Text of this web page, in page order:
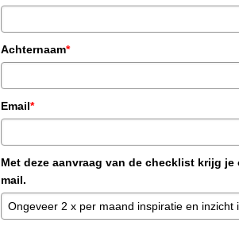
Achternaam*
Email*
Met deze aanvraag van de checklist krijg je
mail.